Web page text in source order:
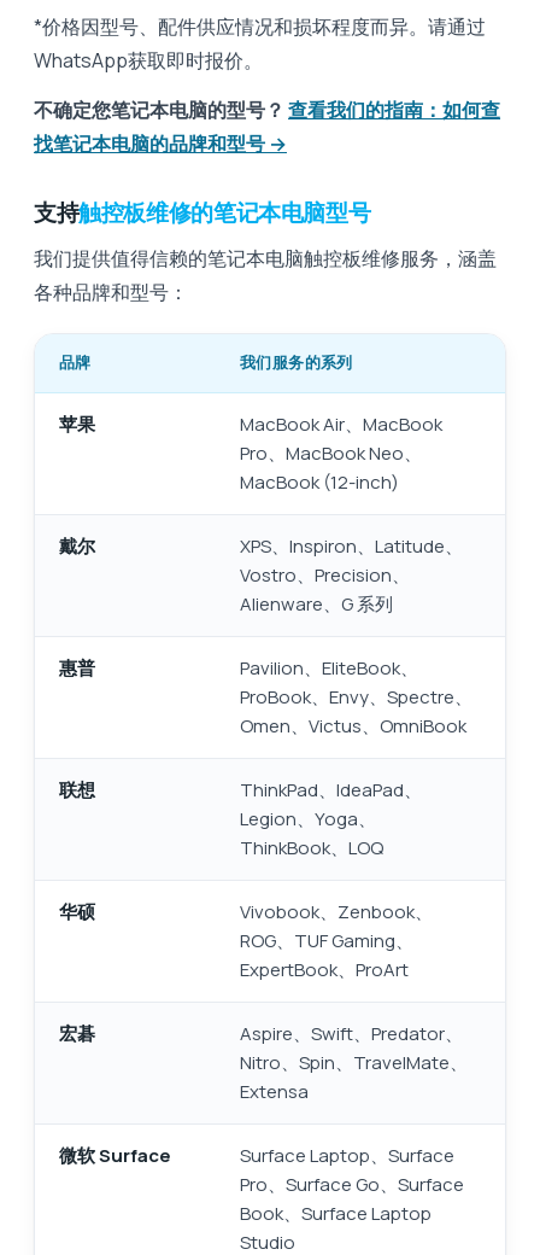
*价格因型号、配件供应情况和损坏程度而异。请通过
WhatsApp获取即时报价。
不确定您笔记本电脑的型号？ 查看我们的指南：如何查
找笔记本电脑的品牌和型号 →
支持触控板维修的笔记本电脑型号
我们提供值得信赖的笔记本电脑触控板维修服务，涵盖
各种品牌和型号：
品牌 我们服务的系列
苹果
MacBook Air、MacBook
Pro、MacBook Neo、
MacBook (12-inch)
戴尔
XPS、Inspiron、Latitude、
Vostro、Precision、
Alienware、G 系列
惠普
Pavilion、EliteBook、
ProBook、Envy、Spectre、
Omen、Victus、OmniBook
联想
ThinkPad、IdeaPad、
Legion、Yoga、
ThinkBook、LOQ
华硕
Vivobook、Zenbook、
ROG、TUF Gaming、
ExpertBook、ProArt
宏碁
Aspire、Swift、Predator、
Nitro、Spin、TravelMate、
Extensa
微软 Surface
Surface Laptop、Surface
Pro、Surface Go、Surface
Book、Surface Laptop
Studio